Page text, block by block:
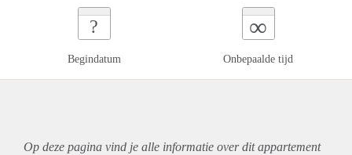
?
Begindatum
∞
Onbepaalde tijd
Op deze pagina vind je alle informatie over ditappartement